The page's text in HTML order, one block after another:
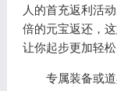
人的首充返利活
倍的元宝返还，
让你起步更加轻松
专属装备或道